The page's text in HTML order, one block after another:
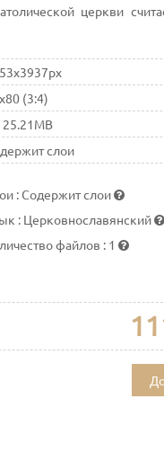
церкви
(3:4)
слои
:Содержит слои
: Церковнославянский
файлов : 1